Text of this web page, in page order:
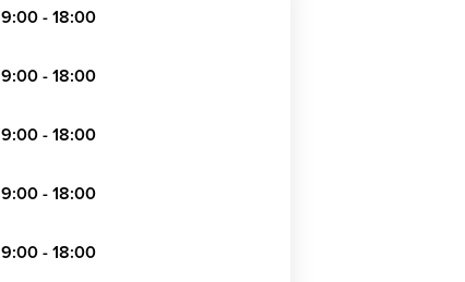
9:00 - 18:00
9:00 - 18:00
9:00 - 18:00
9:00 - 18:00
9:00 - 18:00